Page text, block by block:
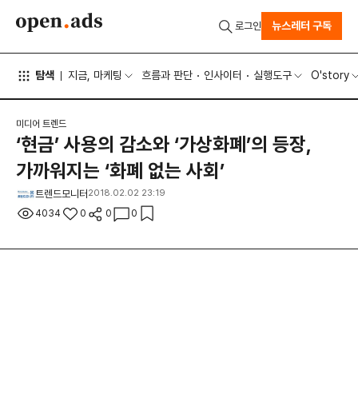
탐색 지금, 마케팅 흐름과 판단 인사이터 실행도구 O'story
로그인 뉴스레터 구독
미디어 트렌드
‘현금’ 사용의 감소와 ‘가상화폐’의 등장,
가까워지는 ‘화폐 없는 사회’
트렌드모니터 2018.02.02 23:19
4034 0 0 0